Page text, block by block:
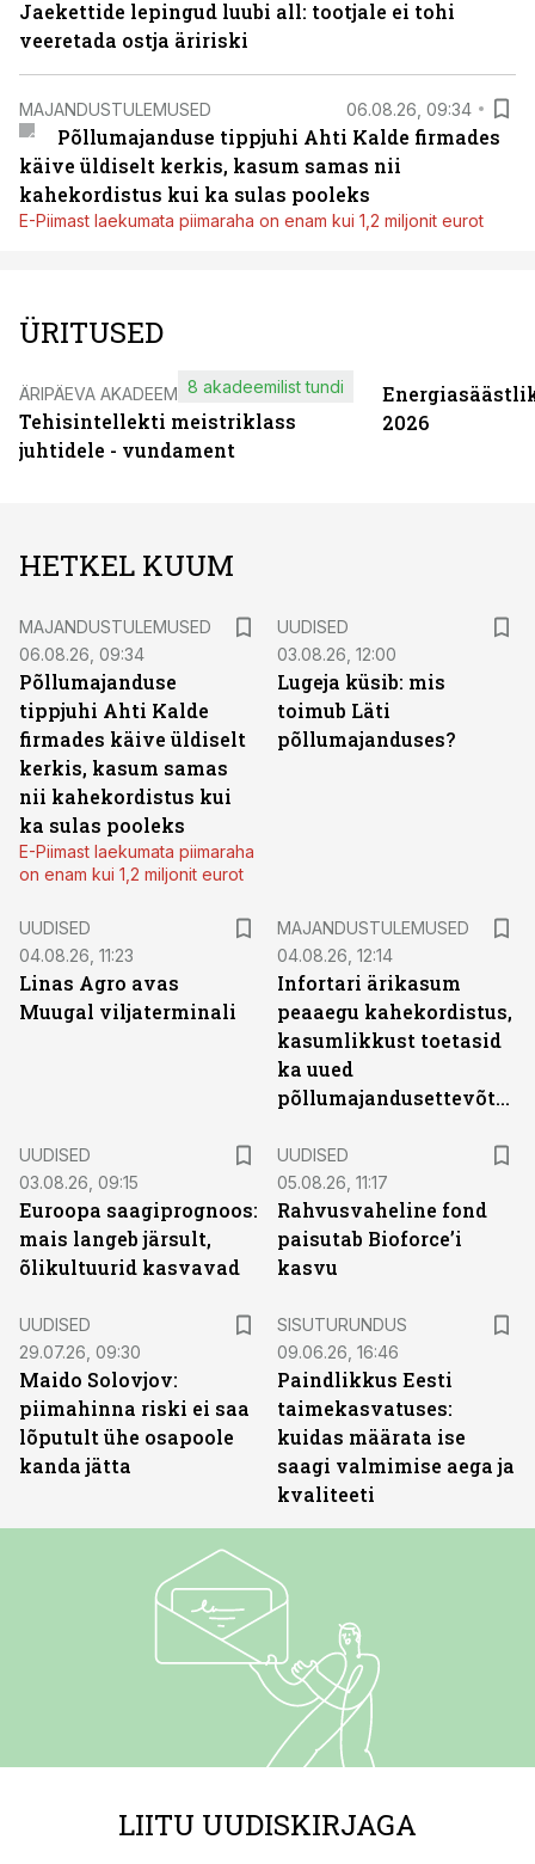
Jaekettide lepingud luubi all: tootjale ei tohi
veeretada ostja äririski
MAJANDUSTULEMUSED 06.08.26, 09:34
Põllumajanduse tippjuhi Ahti Kalde firmades
käive üldiselt kerkis, kasum samas nii
kahekordistus kui ka sulas pooleks
E-Piimast laekumata piimaraha on enam kui 1,2 miljonit eurot
ÜRITUSED
ÄRIPÄEVA AKADEEMIA
Tehisintellekti meistriklass
juhtidele - vundament
8 akadeemilist tundi
2026
HETKEL KUUM
MAJANDUSTULEMUSED
06.08.26, 09:34
Põllumajanduse
tippjuhi Ahti Kalde
firmades käive üldiselt
kerkis, kasum samas
nii kahekordistus kui
ka sulas pooleks
E-Piimast laekumata piimaraha
on enam kui 1,2 miljonit eurot
UUDISED
03.08.26, 12:00
Lugeja küsib: mis
toimub Läti
põllumajanduses?
UUDISED
04.08.26, 11:23
Linas Agro avas
Muugal viljaterminali
MAJANDUSTULEMUSED
04.08.26, 12:14
Infortari ärikasum
peaaegu kahekordistus,
kasumlikkust toetasid
ka uued
põllumajandusettevõtted
UUDISED
03.08.26, 09:15
Euroopa saagiprognoos:
mais langeb järsult,
õlikultuurid kasvavad
UUDISED
05.08.26, 11:17
Rahvusvaheline fond
paisutab Bioforce’i
kasvu
UUDISED
29.07.26, 09:30
Maido Solovjov:
piimahinna riski ei saa
lõputult ühe osapoole
kanda jätta
SISUTURUNDUS
09.06.26, 16:46
Paindlikkus Eesti
taimekasvatuses:
kuidas määrata ise
saagi valmimise aega ja
kvaliteeti
LIITU UUDISKIRJAGA